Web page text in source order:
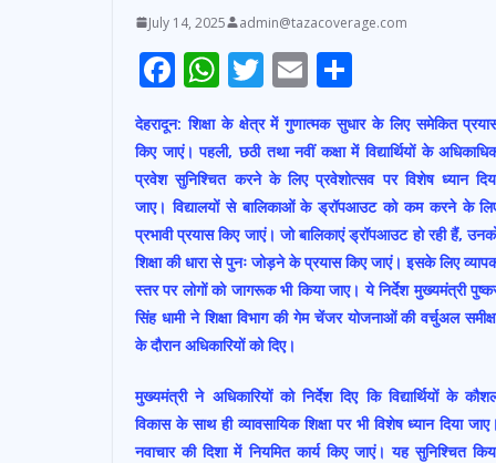
July 14, 2025 admin@tazacoverage.com
F
ac
e
b
o
o
k
W
h
at
s
A
p
p
T
w
itt
er
E
ai
l
h
ar
e
देहरादून: शिक्षा के क्षेत्र में गुणात्मक सुधार के लिए समेकित
किए जाएं। पहली, छठी तथा नवीं कक्षा में विद्यार्थियों के
प्रवेश सुनिश्चित करने के लिए प्रवेशोत्सव पर विशेष ध्यान
जाए। विद्यालयों से बालिकाओं के ड्रॉपआउट को कम करने के
प्रभावी प्रयास किए जाएं। जो बालिकाएं ड्रॉपआउट हो रही हैं,
शिक्षा की धारा से पुनः जोड़ने के प्रयास किए जाएं। इसके लिए
स्तर पर लोगों को जागरूक भी किया जाए। ये निर्देश मुख्यमंत्री
सिंह धामी ने शिक्षा विभाग की गेम चेंजर योजनाओं की वर्चुअल
के दौरान अधिकारियों को दिए।
मुख्यमंत्री ने अधिकारियों को निर्देश दिए कि विद्यार्थियों के
विकास के साथ ही व्यावसायिक शिक्षा पर भी विशेष ध्यान दिया जाए।
नवाचार की दिशा में नियमित कार्य किए जाएं। यह सुनिश्चित